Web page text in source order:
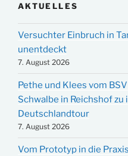
AKTUELLES
Versuchter Einbruch in
unentdeckt
7. August 2026
Pethe und Klees vom
Schwalbe in Reichshof
Deutschlandtour
7. August 2026
Vom Prototyp in die